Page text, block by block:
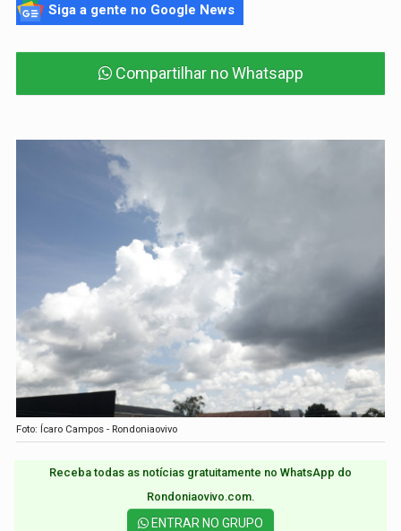
Siga a gente no Google News
Compartilhar no Whatsapp
Foto: Ícaro Campos - Rondoniaovivo
Receba todas as notícias gratuitamente no WhatsApp do
Rondoniaovivo.com.​
ENTRAR NO GRUPO